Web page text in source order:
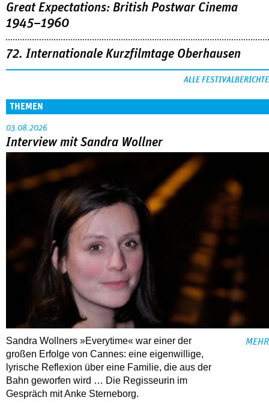
Great Expectations: British Postwar Cinema
1945–1960
72. Internationale Kurzfilmtage Oberhausen
ALLE FESTIVALBERICHTE
THEMEN
03.08.2026
Interview mit Sandra Wollner
Sandra Wollners »Everytime« war einer der
großen Erfolge von Cannes: eine eigenwillige,
lyrische Reflexion über eine ­Familie, die aus der
Bahn geworfen wird … Die Regisseurin im
Gespräch mit Anke Sterneborg.
MEHR